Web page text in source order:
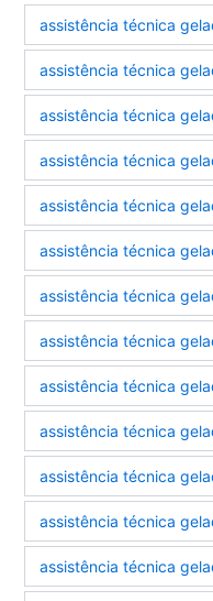
assistência técnica
assistência técnica
assistência técnica
assistência técnica
assistência técnica
assistência técnica
assistência técnica
assistência técnica
assistência técnica
assistência técnica
assistência técnica
assistência técnica
assistência técnica